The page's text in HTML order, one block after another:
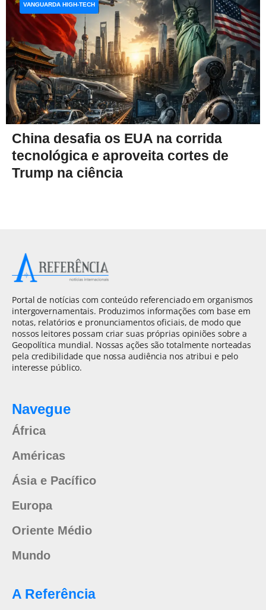
China desafia os EUA na corrida
tecnológica e aproveita cortes de
Trump na ciência
VANGUARDA HIGH-TECH
Portal de notícias com conteúdo referenciado em organismos
intergovernamentais. Produzimos informações com base em
notas, relatórios e pronunciamentos oficiais, de modo que
nossos leitores possam criar suas próprias opiniões sobre a
Geopolítica mundial. Nossas ações são totalmente norteadas
pela credibilidade que nossa audiência nos atribui e pelo
interesse público.
Navegue
África
Américas
Ásia e Pacífico
Europa
Oriente Médio
Mundo
A Referência